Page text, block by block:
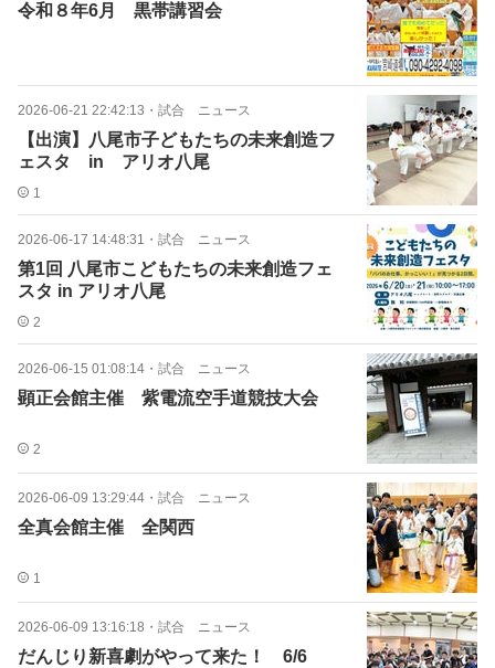
令和８年6月 黒帯講習会
2026-06-21 22:42:13 ・ 試合 ニュース
【出演】八尾市子どもたちの未来創造フ
ェスタ in アリオ八尾
1
2026-06-17 14:48:31 ・ 試合 ニュース
第1回 八尾市こどもたちの未来創造フェ
スタ in アリオ八尾
2
2026-06-15 01:08:14 ・ 試合 ニュース
顕正会館主催 紫電流空手道競技大会
2
2026-06-09 13:29:44 ・ 試合 ニュース
全真会館主催 全関西
1
2026-06-09 13:16:18 ・ 試合 ニュース
だんじり新喜劇がやって来た！ 6/6